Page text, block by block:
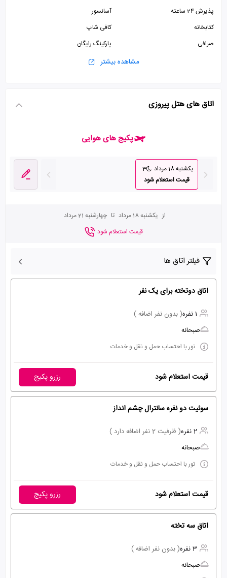
پذیرش 24 ساعته
آسانسور
کتابخانه
کافی شاپ
صرافی
پارکینگ رایگان
سرویس ایرانیمشاهده بیشتر
اتاق های هتل پیروزی
پکیج های هوایی
یکشنبه 18 مرداد
3
قیمت استعلام شود
از یکشنبه 18 مرداد تا چهارشنبه 21 مرداد
قیمت استعلام شود
فیلتر اتاق ها
اتاق دوتخته برای یک نفر
1 نفره
( بدون نفر اضافه )
صبحانه
تور با احتساب حمل و نقل و خدمات
قیمت استعلام شود رزرو پکیج
سوئیت دو نفره سانترال چشم انداز
2 نفره
( ظرفیت 2 نفر اضافه دارد )
صبحانه
تور با احتساب حمل و نقل و خدمات
قیمت استعلام شود رزرو پکیج
اتاق سه تخته
3 نفره
( بدون نفر اضافه )
صبحانه